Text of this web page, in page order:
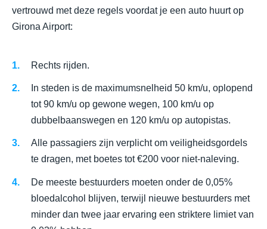
vertrouwd met deze regels voordat je een auto huurt op
Girona Airport:
Rechts rijden.
In steden is de maximumsnelheid 50 km/u, oplopend
tot 90 km/u op gewone wegen, 100 km/u op
dubbelbaanswegen en 120 km/u op autopistas.
Alle passagiers zijn verplicht om veiligheidsgordels
te dragen, met boetes tot €200 voor niet-naleving.
De meeste bestuurders moeten onder de 0,05%
bloedalcohol blijven, terwijl nieuwe bestuurders met
minder dan twee jaar ervaring een striktere limiet van